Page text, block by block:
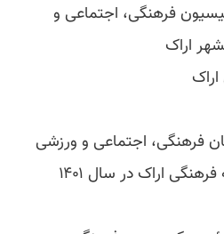
فرهنگی، اجتماعی و
اراک
فرهنگی، اجتماعی و ورزشی
اراک در سال ۱۴۰۱